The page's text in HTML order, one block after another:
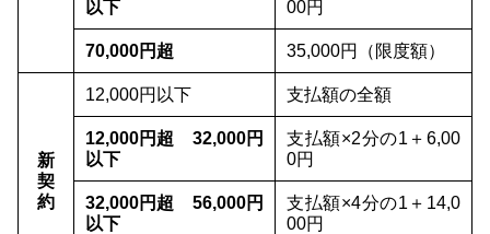
以下 00円
70,000円超 35,000円（限度額）
新
契
約
12,000円以下 支払額の全額
12,000円超 32,000円
以下
支払額×2分の1＋6,00
0円
32,000円超 56,000円
以下
支払額×4分の1＋14,0
00円